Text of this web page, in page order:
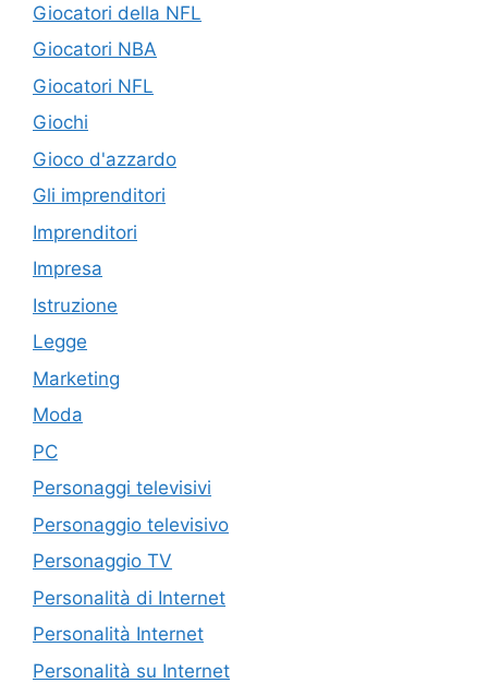
Giocatori della NFL
Giocatori NBA
Giocatori NFL
Giochi
Gioco d'azzardo
Gli imprenditori
Imprenditori
Impresa
Istruzione
Legge
Marketing
Moda
PC
Personaggi televisivi
Personaggio televisivo
Personaggio TV
Personalità di Internet
Personalità Internet
Personalità su Internet